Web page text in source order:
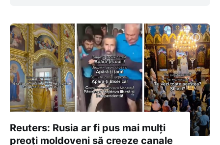
Reuters: Rusia ar fi pus mai mulți
preoți moldoveni să creeze canale